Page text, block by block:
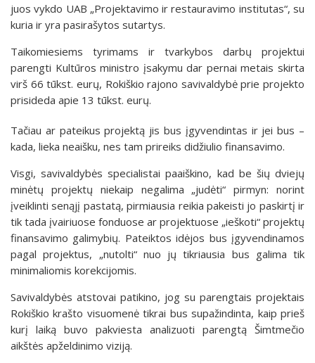
juos vykdo UAB „Projektavimo ir restauravimo institutas“, su
kuria ir yra pasirašytos sutartys.
Taikomiesiems tyrimams ir tvarkybos darbų projektui
parengti Kultūros ministro įsakymu dar pernai metais skirta
virš 66 tūkst. eurų, Rokiškio rajono savivaldybė prie projekto
prisideda apie 13 tūkst. eurų.
Tačiau ar pateikus projektą jis bus įgyvendintas ir jei bus –
kada, lieka neaišku, nes tam prireiks didžiulio finansavimo.
Visgi, savivaldybės specialistai paaiškino, kad be šių dviejų
minėtų projektų niekaip negalima „judėti“ pirmyn: norint
įveiklinti senąjį pastatą, pirmiausia reikia pakeisti jo paskirtį ir
tik tada įvairiuose fonduose ar projektuose „ieškoti“ projektų
finansavimo galimybių. Pateiktos idėjos bus įgyvendinamos
pagal projektus, „nutolti“ nuo jų tikriausia bus galima tik
minimaliomis korekcijomis.
Savivaldybės atstovai patikino, jog su parengtais projektais
Rokiškio krašto visuomenė tikrai bus supažindinta, kaip prieš
kurį laiką buvo pakviesta analizuoti parengtą Šimtmečio
aikštės apželdinimo viziją.